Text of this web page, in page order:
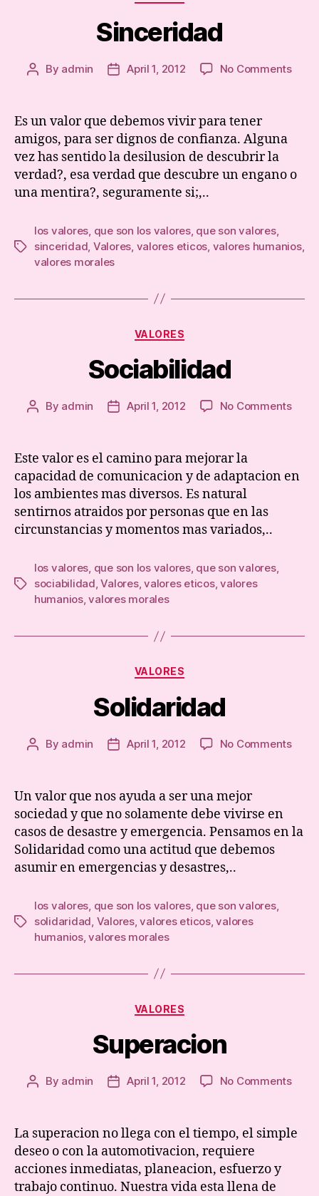
Sinceridad
Post
By admin
PostApril 1, 2012 No Commentson
Es un valor que debemos vivir para tener
amigos, para ser dignos de confianza. Alguna
vez has sentido la desilusion de descubrir la
verdad?, esa verdad que descubre un engano o
una mentira?, seguramente si;,..
Tags
los valores que son los valores, que son valores,
sinceridad Valores valores eticos valores humanios,
valores morales
Categories
VALORES
Sociabilidad
Post
By admin
PostApril 1, 2012 No Commentson
Este valor es el camino para mejorar la
capacidad de comunicacion y de adaptacion en
los ambientes mas diversos. Es natural
sentirnos atraidos por personas que en las
circunstancias y momentos mas variados,..
Tags
los valores, que son los valores, que son valores,
sociabilidad,Valores,valores eticos,valores
humanios,valores morales
Categories
VALORES
Solidaridad
Post
By admin
PostApril 1, 2012 No Commentson
Un valor que nos ayuda a ser una mejor
sociedad y que no solamente debe vivirse en
casos de desastre y emergencia. Pensamos en la
Solidaridad como una actitud que debemos
asumir en emergencias y desastres,..
Tags
los valores que son los valores, que son valores,
solidaridad Valores,valores eticos,valores
humanios,valores morales
Categories
VALORES
Superacion
Post
By admin
PostApril 1, 2012 No Commentson
La superacion no llega con el tiempo, el simple
deseo o con la automotivacion, requiere
acciones inmediatas, planeacion, esfuerzo y
trabajo continuo. Nuestra vida esta llena de